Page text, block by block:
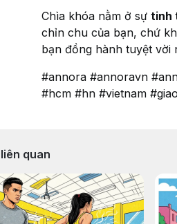
Chìa khóa nằm ở sự tinh
chỉn chu của bạn, chứ
bạn đồng hành tuyệt vời
#annora #annoravn
#hcm #hn #vietnam
quan